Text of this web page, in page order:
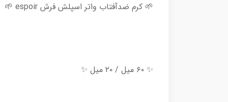
🌱 کرم ضدآفتاب واتر اسپلش فرش espoir 🌱
✨ ۶۰ میل / ۲۰ میل ✨